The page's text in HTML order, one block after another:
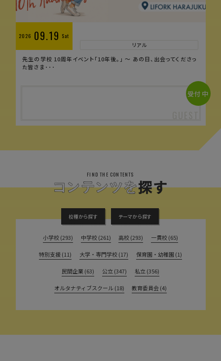
2026 09.19 Sat
リアル
先生の学校 10周年イベント「10年後。」 〜 あの日、出会ってくださっ
た皆さま･･･
受付中
FIND THE CONTENTS
校種から探す テーマから探す
小学校 (293) 中学校 (261) 高校 (293) 一貫校 (65)
特別支援 (11) 大学・専門学校 (17) 保育園・幼稚園 (1)
民間企業 (63) 公立 (347) 私立 (356)
オルタナティブスクール (18) 教育委員会 (4)